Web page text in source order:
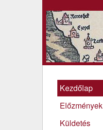
Kezdőlap
Előzmények
Küldetés